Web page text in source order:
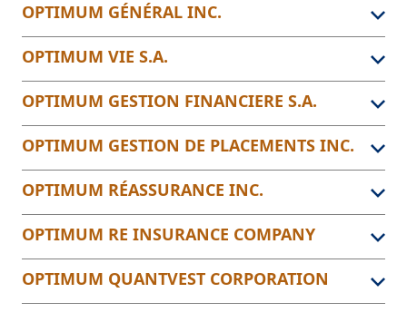
OPTIMUM GÉNÉRAL INC.
OPTIMUM VIE S.A.
OPTIMUM GESTION FINANCIERE S.A.
OPTIMUM GESTION DE PLACEMENTS INC.
OPTIMUM RÉASSURANCE INC.
OPTIMUM RE INSURANCE COMPANY
OPTIMUM QUANTVEST CORPORATION